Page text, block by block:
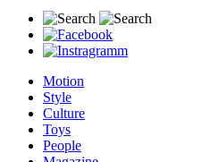
Motion
Style
Culture
Toys
People